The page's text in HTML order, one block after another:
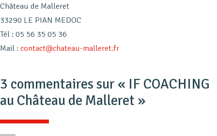
Château de Malleret
33290 LE PIAN MEDOC
Tél : 05 56 35 05 36
Mail : contact@chateau-malleret.fr
3 commentaires sur « IF COACHING
au Château de Malleret »